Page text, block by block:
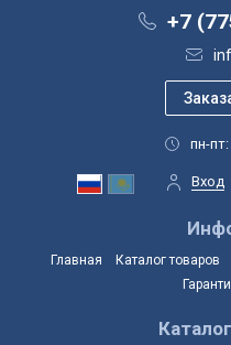
+7
пн-
Вход
Главная Каталог товаров